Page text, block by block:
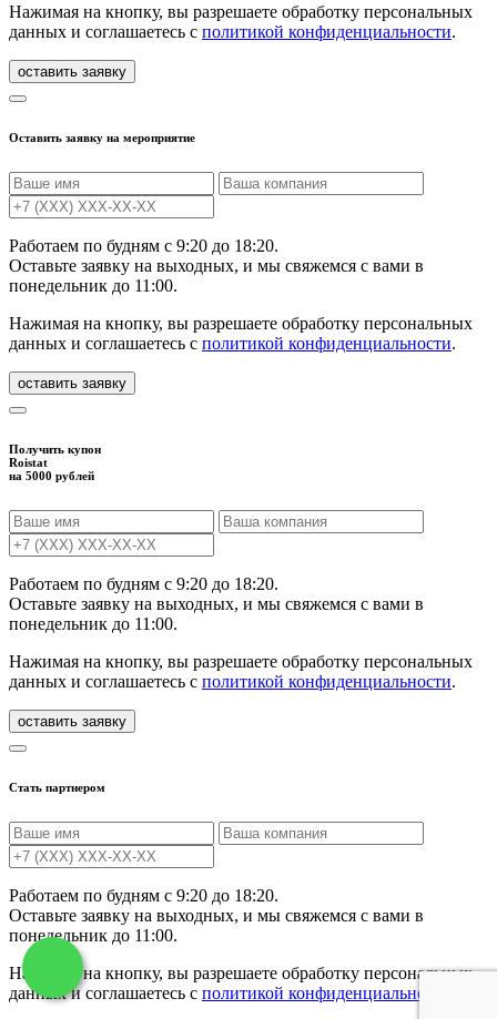
Нажимая на кнопку, вы разрешаете обработку персональных
данных и соглашаетесь с политикой конфиденциальности.
Оставить заявку на мероприятие
Работаем по будням с 9:20 до 18:20.
Оставьте заявку на выходных, и мы свяжемся с вами в
понедельник до 11:00.
Нажимая на кнопку, вы разрешаете обработку персональных
данных и соглашаетесь с политикой конфиденциальности.
Получить купон
Roistat
на 5000 рублей
Работаем по будням с 9:20 до 18:20.
Оставьте заявку на выходных, и мы свяжемся с вами в
понедельник до 11:00.
Нажимая на кнопку, вы разрешаете обработку персональных
данных и соглашаетесь с политикой конфиденциальности.
Стать партнером
Работаем по будням с 9:20 до 18:20.
Оставьте заявку на выходных, и мы свяжемся с вами в
понедельник до 11:00.
Нажимая на кнопку, вы разрешаете обработку персональных
данных и соглашаетесь с политикой конфиденциальности